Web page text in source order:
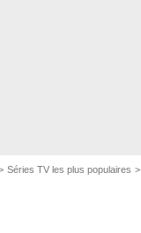
Séries TV les plus populaires